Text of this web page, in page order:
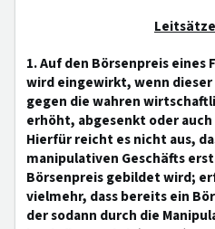
Leitsätze
1. Auf den Börsenpreis
wird eingewirkt, wenn
gegen die wahren
erhöht, abgesenkt oder
Hierfür reicht es nicht aus,
manipulativen Geschäfts
Börsenpreis gebildet wird;
vielmehr, dass bereits ein
der sodann durch die